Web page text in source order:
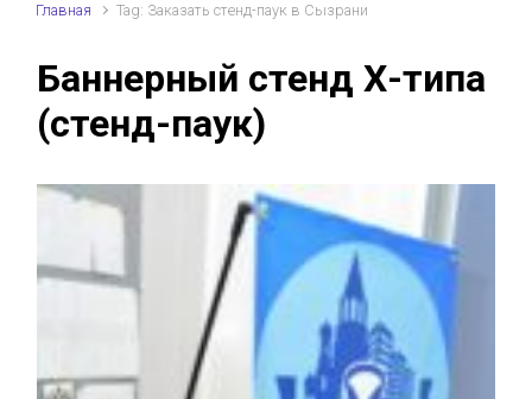
Главная Tag: Заказать стенд-паук в Сызрани
Баннерный стенд Х-типа
(стенд-паук)